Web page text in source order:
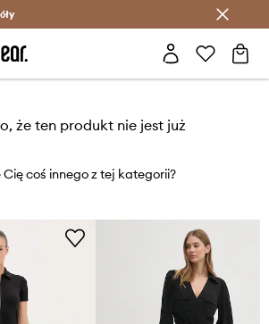
Oszczędzaj z Answear Club >
że ten produkt nie jest już
coś innego z tej kategorii?